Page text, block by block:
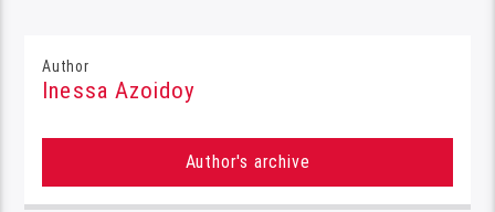
Author
Inessa Azoidoy
Author's archive